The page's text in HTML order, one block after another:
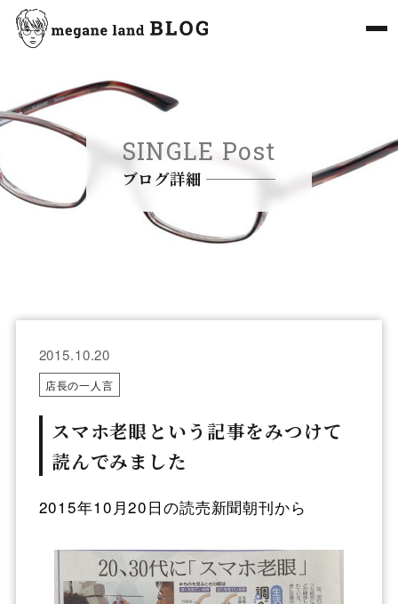
SINGLE Post
ブログ詳細
2015.10.20
店長の一人言
スマホ老眼という記事をみつけて
読んでみました
2015年10月20日の読売新聞朝刊から